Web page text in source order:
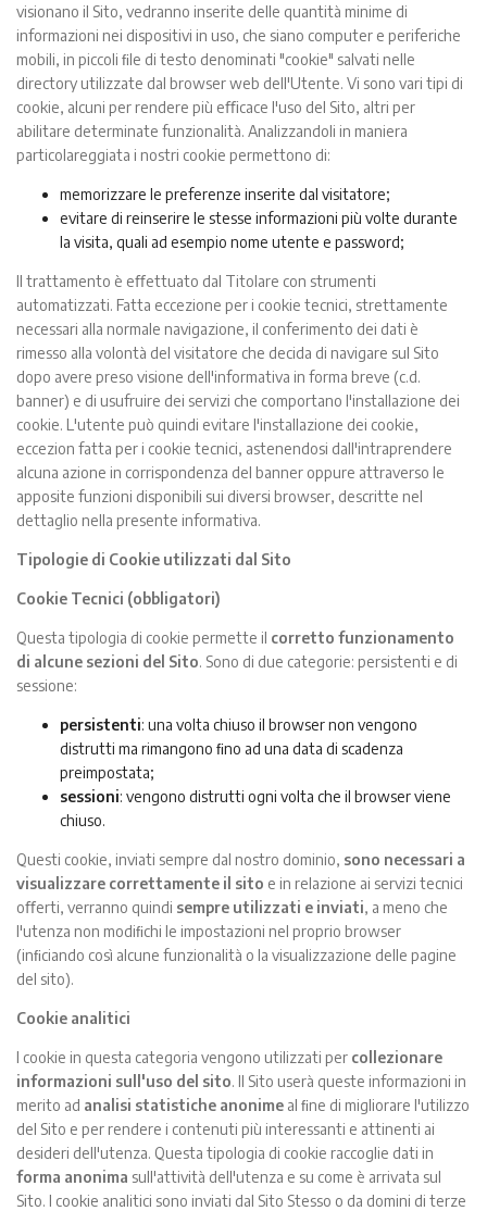
visionano il Sito, vedranno inserite delle quantità minime di
informazioni nei dispositivi in uso, che siano computer e periferiche
mobili, in piccoli ﬁle di testo denominati "cookie" salvati nelle
directory utilizzate dal browser web dell'Utente. Vi sono vari tipi di
cookie, alcuni per rendere più eﬃcace l'uso del Sito, altri per
abilitare determinate funzionalità. Analizzandoli in maniera
particolareggiata i nostri cookie permettono di:
memorizzare le preferenze inserite dal visitatore;
evitare di reinserire le stesse informazioni più volte durante
la visita, quali ad esempio nome utente e password;
Il trattamento è eﬀettuato dal Titolare con strumenti
automatizzati. Fatta eccezione per i cookie tecnici, strettamente
necessari alla normale navigazione, il conferimento dei dati è
rimesso alla volontà del visitatore che decida di navigare sul Sito
dopo avere preso visione dell'informativa in forma breve (c.d.
banner) e di usufruire dei servizi che comportano l'installazione dei
cookie. L'utente può quindi evitare l'installazione dei cookie,
eccezion fatta per i cookie tecnici, astenendosi dall'intraprendere
alcuna azione in corrispondenza del banner oppure attraverso le
apposite funzioni disponibili sui diversi browser, descritte nel
dettaglio nella presente informativa.
Tipologie di Cookie utilizzati dal Sito
Cookie Tecnici (obbligatori)
Questa tipologia di cookie permette il corretto funzionamento
di alcune sezioni del Sito. Sono di due categorie: persistenti e di
sessione:
persistenti: una volta chiuso il browser non vengono
distrutti ma rimangono ﬁno ad una data di scadenza
preimpostata;
sessioni: vengono distrutti ogni volta che il browser viene
chiuso.
Questi cookie, inviati sempre dal nostro dominio, sono necessari a
visualizzare correttamente il sito e in relazione ai servizi tecnici
oﬀerti, verranno quindi sempre utilizzati e inviati, a meno che
l'utenza non modiﬁchi le impostazioni nel proprio browser
(inﬁciando così alcune funzionalità o la visualizzazione delle pagine
del sito).
Cookie analitici
I cookie in questa categoria vengono utilizzati per collezionare
informazioni sull'uso del sito. Il Sito userà queste informazioni in
merito ad analisi statistiche anonime al ﬁne di migliorare l'utilizzo
del Sito e per rendere i contenuti più interessanti e attinenti ai
desideri dell'utenza. Questa tipologia di cookie raccoglie dati in
forma anonima sull'attività dell'utenza e su come è arrivata sul
Sito. I cookie analitici sono inviati dal Sito Stesso o da domini di terze